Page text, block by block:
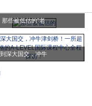
那些被低估的"老
到深大国交，冲牛